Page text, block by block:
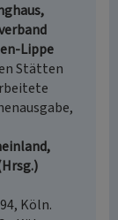
Lippe
Stätten
Köln.